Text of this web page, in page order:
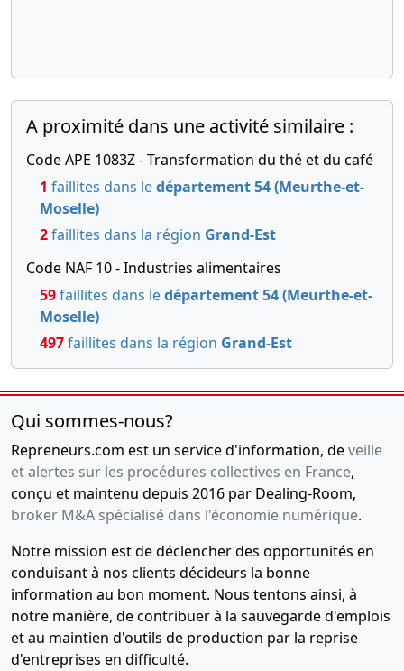
A proximité dans une activité similaire :
Code APE 1083Z - Transformation du thé et du café
1 faillites dans ledépartement 54 (Meurthe-et-
Moselle)
2faillites dans la région Grand-Est
Code NAF 10 - Industries alimentaires
59faillites dans ledépartement 54 (Meurthe-et-
Moselle)
497faillites dans la région Grand-Est
Qui sommes-nous?
Repreneurs.com est un service d'information, deveille
et alertes sur les procédures collectives en France,
conçu et maintenu depuis 2016 par Dealing-Room,
broker M&A spécialisé dans l'économie numérique.
Notre mission est de déclencher des opportunités en
conduisant à nos clients décideurs la bonne
information au bon moment. Nous tentons ainsi, à
notre manière, de contribuer à la sauvegarde d'emplois
et au maintien d'outils de production par la reprise
d'entreprises en difficulté.